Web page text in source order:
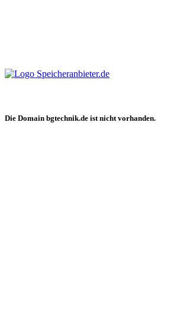
Die Domain bgtechnik.de ist nicht vorhanden.